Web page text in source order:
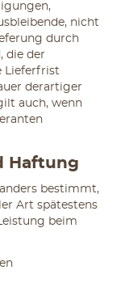
nicht
durch
die der
Lieferfrist
derartiger
auch, wenn
Haftung
bestimmt,
Art spätestens
beim